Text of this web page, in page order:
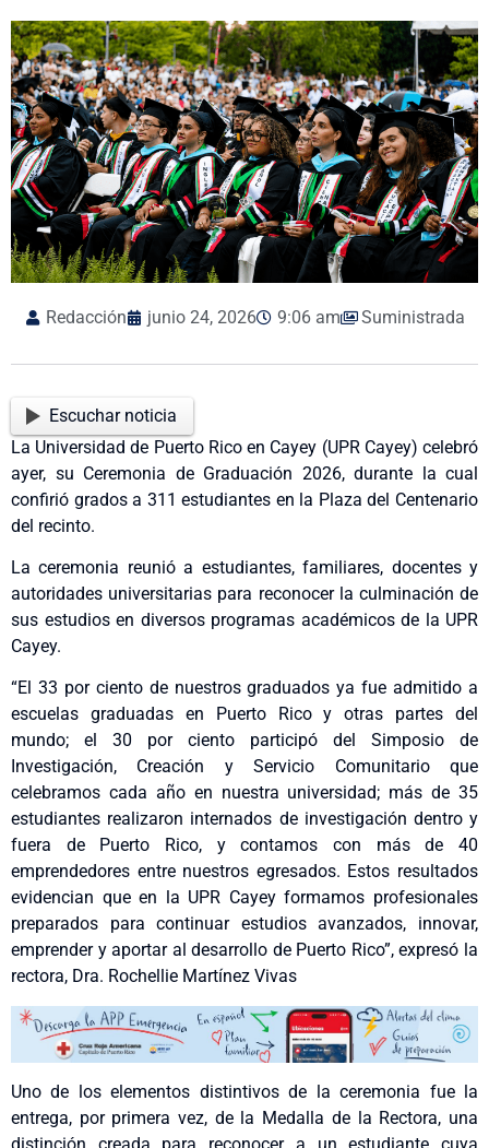
Redacción junio 24, 2026 9:06 am Suministrada
Escuchar noticia
La Universidad de Puerto Rico en Cayey (UPR Cayey) celebró
ayer, su Ceremonia de Graduación 2026, durante la cual
confirió grados a 311 estudiantes en la Plaza del Centenario
del recinto.
La ceremonia reunió a estudiantes, familiares, docentes y
autoridades universitarias para reconocer la culminación de
sus estudios en diversos programas académicos de la UPR
Cayey.
“El 33 por ciento de nuestros graduados ya fue admitido a
escuelas graduadas en Puerto Rico y otras partes del
mundo; el 30 por ciento participó del Simposio de
Investigación, Creación y Servicio Comunitario que
celebramos cada año en nuestra universidad; más de 35
estudiantes realizaron internados de investigación dentro y
fuera de Puerto Rico, y contamos con más de 40
emprendedores entre nuestros egresados. Estos resultados
evidencian que en la UPR Cayey formamos profesionales
preparados para continuar estudios avanzados, innovar,
emprender y aportar al desarrollo de Puerto Rico”, expresó la
rectora, Dra. Rochellie Martínez Vivas
Uno de los elementos distintivos de la ceremonia fue la
entrega, por primera vez, de la Medalla de la Rectora, una